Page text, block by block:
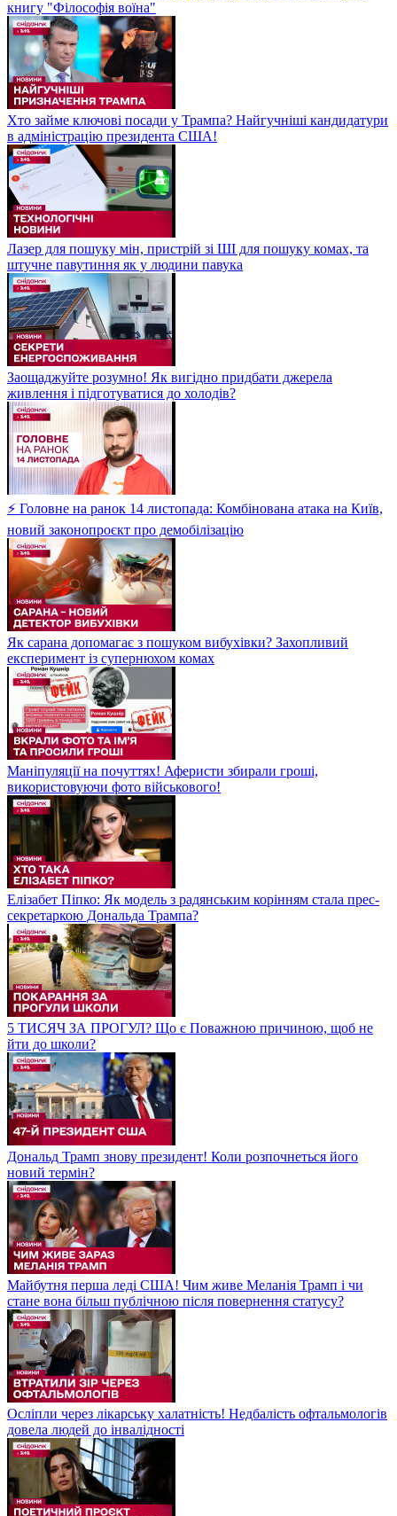
книгу "Філософія воїна"
Хто займе ключові посади у Трампа? Найгучніші кандидатури
в адміністрацію президента США!
Лазер для пошуку мін, пристрій зі ШІ для пошуку комах, та
штучне павутиння як у людини павука
Заощаджуйте розумно! Як вигідно придбати джерела
живлення і підготуватися до холодів?
⚡ Головне на ранок 14 листопада: Комбінована атака на Київ,
новий законопроєкт про демобілізацію
Як сарана допомагає з пошуком вибухівки? Захопливий
експеримент із супернюхом комах
Маніпуляції на почуттях! Аферисти збирали гроші,
використовуючи фото військового!
Елізабет Піпко: Як модель з радянським корінням стала прес-
секретаркою Дональда Трампа?
5 ТИСЯЧ ЗА ПРОГУЛ? Що є Поважною причиною, щоб не
йти до школи?
Дональд Трамп знову президент! Коли розпочнеться його
новий термін?
Майбутня перша леді США! Чим живе Меланія Трамп і чи
стане вона більш публічною після повернення статусу?
Осліпли через лікарську халатність! Недбалість офтальмологів
довела людей до інвалідності